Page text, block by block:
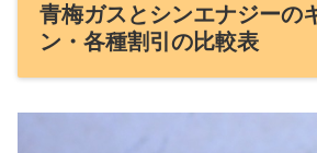
青梅ガスとシンエナジーの
ン・各種割引の比較表